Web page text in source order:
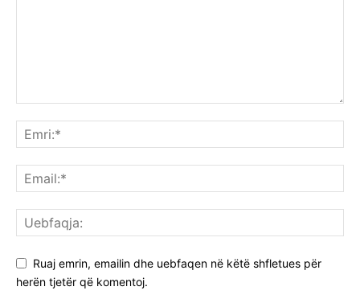
Ruaj emrin, emailin dhe uebfaqen në këtë shfletues për
herën tjetër që komentoj.